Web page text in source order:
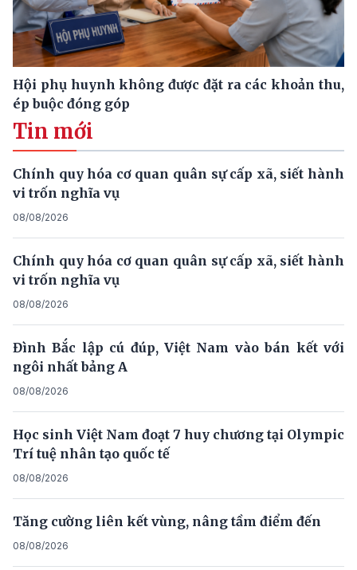
Hội phụ huynh không được đặt ra các khoản thu,
ép buộc đóng góp
Tin mới
Chính quy hóa cơ quan quân sự cấp xã, siết hành
vi trốn nghĩa vụ
08/08/2026
Chính quy hóa cơ quan quân sự cấp xã, siết hành
vi trốn nghĩa vụ
08/08/2026
Đình Bắc lập cú đúp, Việt Nam vào bán kết với
ngôi nhất bảng A
08/08/2026
Học sinh Việt Nam đoạt 7 huy chương tại Olympic
Trí tuệ nhân tạo quốc tế
08/08/2026
Tăng cường liên kết vùng, nâng tầm điểm đến
08/08/2026